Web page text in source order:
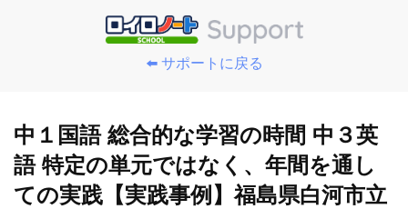
⬅️ サポートに戻る
中１国語 総合的な学習の時間 中３英
語 特定の単元ではなく、年間を通し
ての実践【実践事例】福島県白河市立